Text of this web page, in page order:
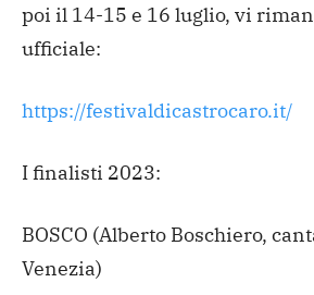
poi il 14-15 e 16 luglio, vi
ufficiale:
https://festivaldicastrocaro.it/
I finalisti 2023:
BOSCO (Alberto Boschiero,
Venezia)